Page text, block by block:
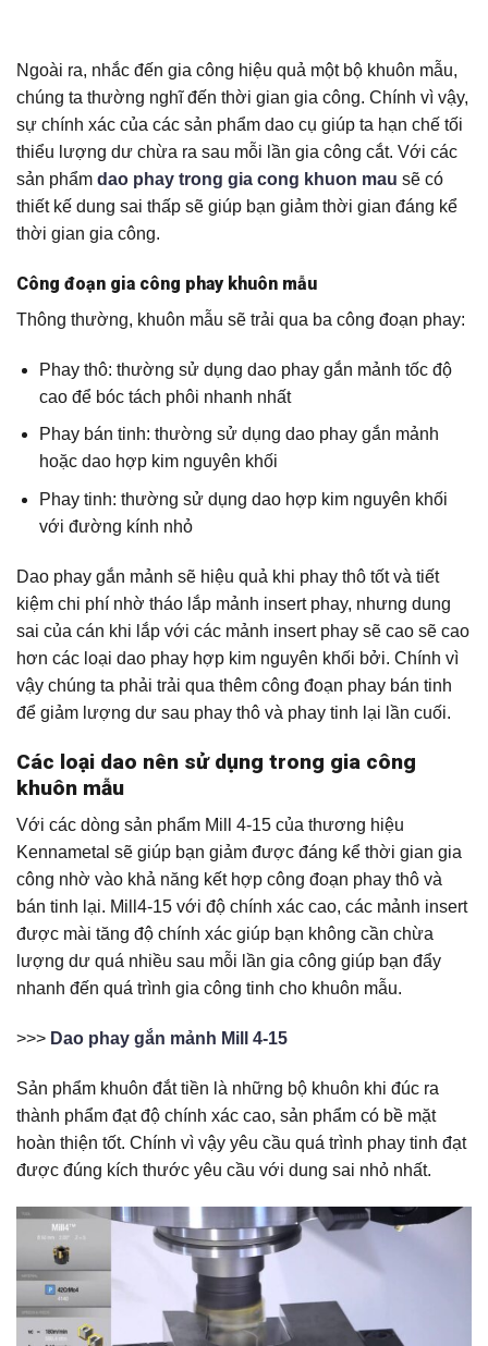
Ngoài ra, nhắc đến gia công hiệu quả một bộ khuôn mẫu,
chúng ta thường nghĩ đến thời gian gia công. Chính vì vậy,
sự chính xác của các sản phẩm dao cụ giúp ta hạn chế tối
thiểu lượng dư chừa ra sau mỗi lần gia công cắt. Với các
sản phẩm dao phay trong gia cong khuon mau sẽ có
thiết kế dung sai thấp sẽ giúp bạn giảm thời gian đáng kể
thời gian gia công.
Công đoạn gia công phay khuôn mẫu
Thông thường, khuôn mẫu sẽ trải qua ba công đoạn phay:
Phay thô: thường sử dụng dao phay gắn mảnh tốc độ
cao để bóc tách phôi nhanh nhất
Phay bán tinh: thường sử dụng dao phay gắn mảnh
hoặc dao hợp kim nguyên khối
Phay tinh: thường sử dụng dao hợp kim nguyên khối
với đường kính nhỏ
Dao phay gắn mảnh sẽ hiệu quả khi phay thô tốt và tiết
kiệm chi phí nhờ tháo lắp mảnh insert phay, nhưng dung
sai của cán khi lắp với các mảnh insert phay sẽ cao sẽ cao
hơn các loại dao phay hợp kim nguyên khối bởi. Chính vì
vậy chúng ta phải trải qua thêm công đoạn phay bán tinh
để giảm lượng dư sau phay thô và phay tinh lại lần cuối.
Các loại dao nên sử dụng trong gia công
khuôn mẫu
Với các dòng sản phẩm Mill 4-15 của thương hiệu
Kennametal sẽ giúp bạn giảm được đáng kể thời gian gia
công nhờ vào khả năng kết hợp công đoạn phay thô và
bán tinh lại. Mill4-15 với độ chính xác cao, các mảnh insert
được mài tăng độ chính xác giúp bạn không cần chừa
lượng dư quá nhiều sau mỗi lần gia công giúp bạn đẩy
nhanh đến quá trình gia công tinh cho khuôn mẫu.
>>> Dao phay gắn mảnh Mill 4-15
Sản phẩm khuôn đắt tiền là những bộ khuôn khi đúc ra
thành phẩm đạt độ chính xác cao, sản phẩm có bề mặt
hoàn thiện tốt. Chính vì vậy yêu cầu quá trình phay tinh đạt
được đúng kích thước yêu cầu với dung sai nhỏ nhất.